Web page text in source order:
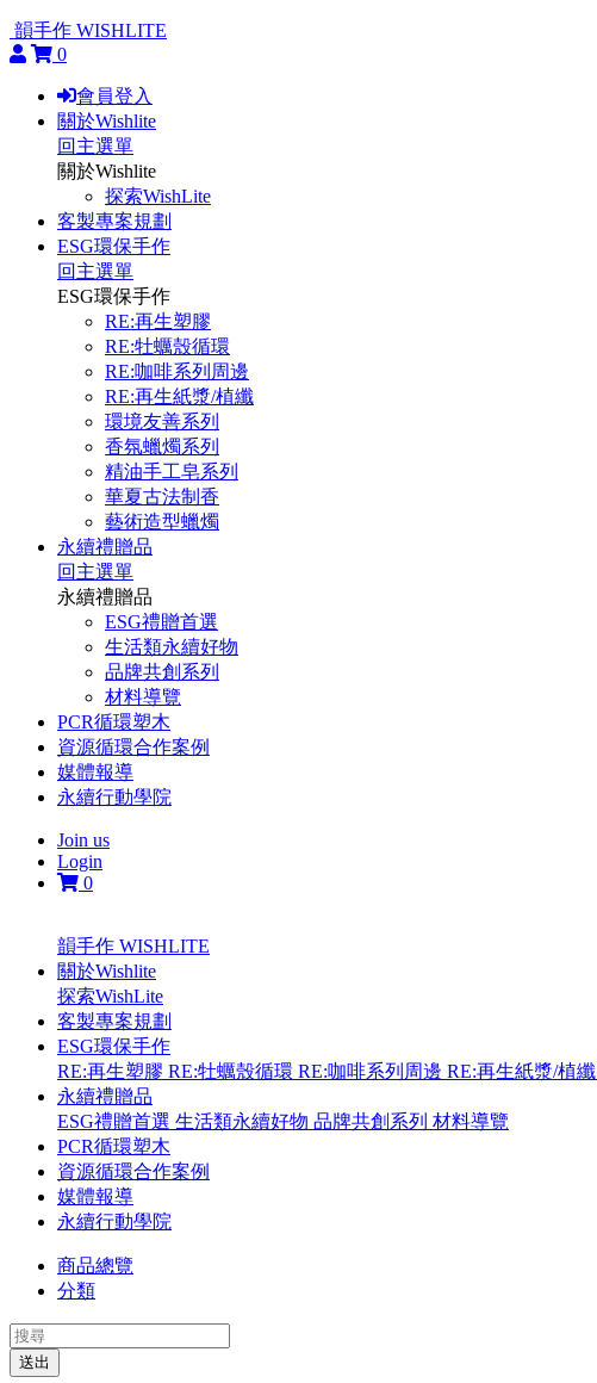
韻手作 WISHLITE
0
會員登入
關於Wishlite
回主選單
關於Wishlite
探索WishLite
客製專案規劃
ESG環保手作
回主選單
ESG環保手作
RE:再生塑膠
RE:牡蠣殼循環
RE:咖啡系列周邊
RE:再生紙漿/植纖
環境友善系列
香氛蠟燭系列
精油手工皂系列
華夏古法制香
藝術造型蠟燭
永續禮贈品
回主選單
永續禮贈品
ESG禮贈首選
生活類永續好物
品牌共創系列
材料導覽
PCR循環塑木
資源循環合作案例
媒體報導
永續行動學院
Join us
Login
0
韻手作 WISHLITE
關於Wishlite
探索WishLite
客製專案規劃
ESG環保手作
RE:再生塑膠 RE:牡蠣殼循環 RE:咖啡系列周邊 RE:再生紙漿/植纖
永續禮贈品
ESG禮贈首選 生活類永續好物 品牌共創系列 材料導覽
PCR循環塑木
資源循環合作案例
媒體報導
永續行動學院
商品總覽
分類
送出